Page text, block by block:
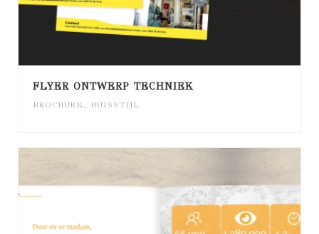
FLYER ONTWERP TECHNIEK
BROCHURE , HUISSTIJL